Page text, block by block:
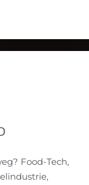
Food-Tech,